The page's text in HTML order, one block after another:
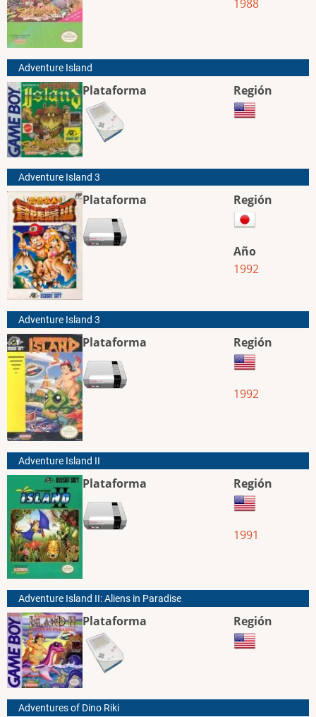
1988
Adventure Island
Plataforma Región
Adventure Island 3
Plataforma Región
Año
1992
Adventure Island 3
Plataforma Región
1992
Adventure Island II
Plataforma Región
1991
Adventure Island II: Aliens in Paradise
Plataforma Región
Adventures of Dino Riki